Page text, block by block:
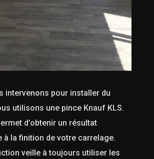
intervenons pour installer du
utilisons une pince Knauf KLS.
d’obtenir un résultat
à la finition de votre carrelage.
veille à toujours utiliser les